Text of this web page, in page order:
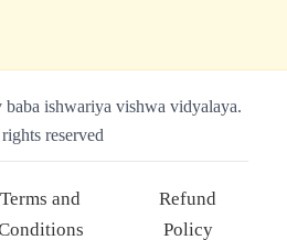
ishwariya vishwa vidyalaya.
reserved
Terms and
Refund
Policy